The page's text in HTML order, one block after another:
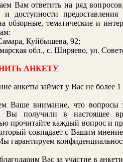
Вам ответить на ряд
и доступности
обзорные, тематические и
Куйбышева, 92;
обл., с. Ширяево, ул.
АНКЕТУ
анкеты займет у Вас не более
Ваше внимание, что вопросы
Вы получили в настоящее
прочитайте каждый вопрос и
совпадает с Вашим
гарантируем
Вас за участие в